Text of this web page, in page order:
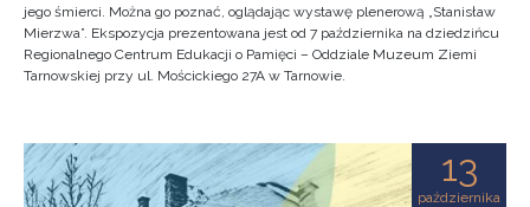
jego śmierci. Można go poznać, oglądając wystawę plenerową „Stanisław
Mierzwa”. Ekspozycja prezentowana jest od 7 października na dziedzińcu
Regionalnego Centrum Edukacji o Pamięci – Oddziale Muzeum Ziemi
Tarnowskiej przy ul. Mościckiego 27A w Tarnowie.
13
października